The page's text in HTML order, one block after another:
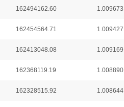
162494162.60 1.009673
162454564.71 1.009427
162413048.08 1.009169
162368119.19 1.008890
162328515.92 1.008644